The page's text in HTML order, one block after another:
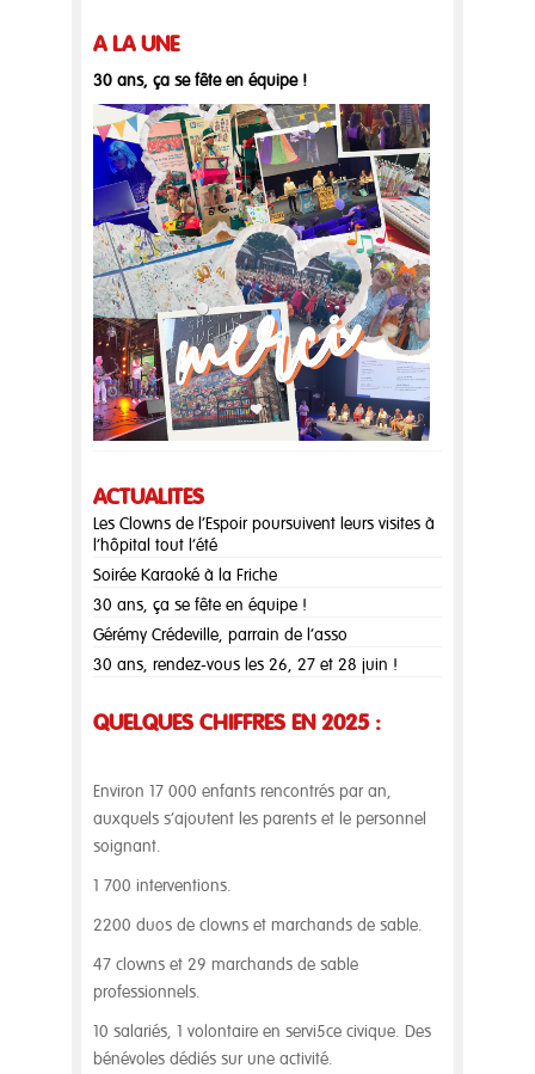
A LA UNE
30 ans, ça se fête en équipe !
ACTUALITÉS
Les Clowns de l’Espoir poursuivent leurs visites à
l’hôpital tout l’été
Soirée Karaoké à la Friche
30 ans, ça se fête en équipe !
Gérémy Crédeville, parrain de l’asso
30 ans, rendez-vous les 26, 27 et 28 juin !
QUELQUES CHIFFRES EN 2025 :
Environ 17 000 enfants rencontrés par an,
auxquels s’ajoutent les parents et le personnel
soignant.
1 700 interventions.
2200 duos de clowns et marchands de sable.
47 clowns et 29 marchands de sable
professionnels.
10 salariés, 1 volontaire en servi5ce civique. Des
bénévoles dédiés sur une activité.